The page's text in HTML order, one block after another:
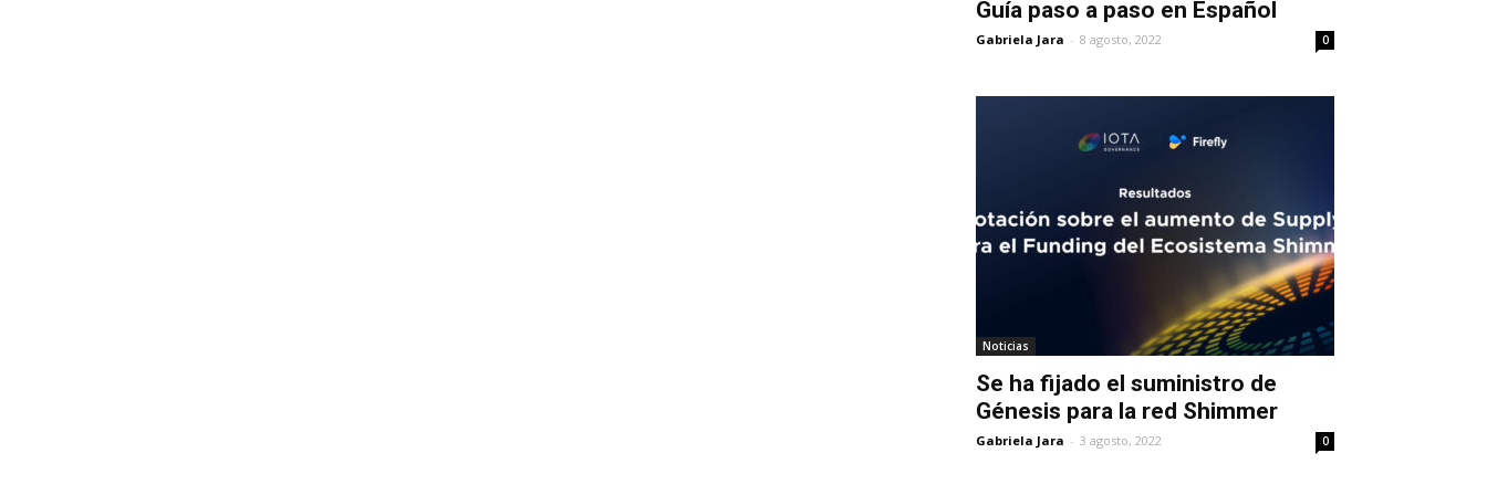
Guía paso a paso en Español
Gabriela Jara - 8 agosto, 2022 0
Noticias
Se ha fijado el suministro de
Génesis para la red Shimmer
Gabriela Jara - 3 agosto, 2022 0